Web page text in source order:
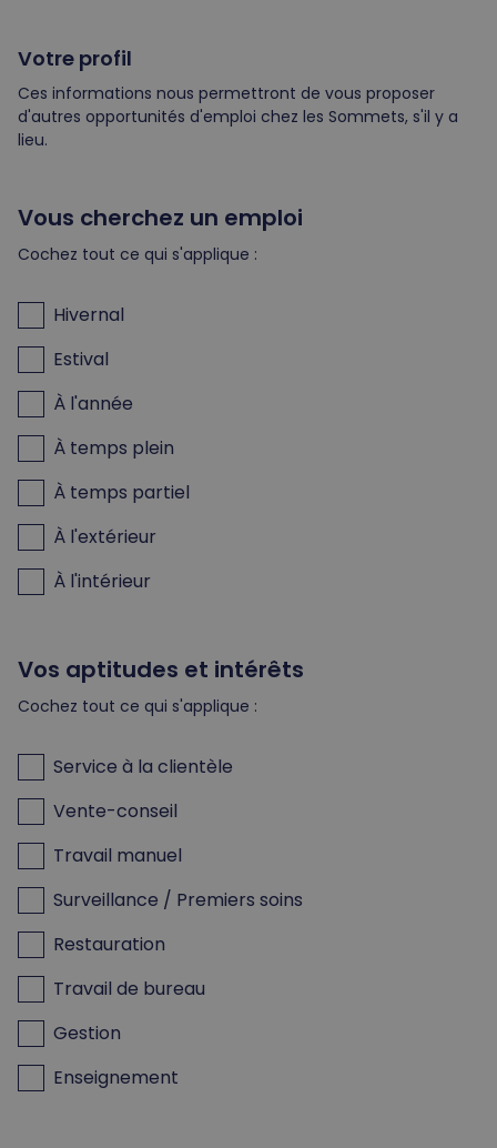
Votre profil
Ces informations nous permettront de vous proposer
d'autres opportunités d'emploi chez les Sommets, s'il y a
lieu.
Vous cherchez un emploi
Cochez tout ce qui s'applique :
Hivernal
Estival
À l'année
À temps plein
À temps partiel
À l'extérieur
À l'intérieur
Vos aptitudes et intérêts
Cochez tout ce qui s'applique :
Service à la clientèle
Vente-conseil
Travail manuel
Surveillance / Premiers soins
Restauration
Travail de bureau
Gestion
Enseignement